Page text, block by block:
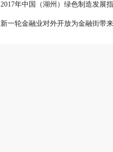
2017年中国（湖州）绿色制造发展
新一轮金融业对外开放为金融街带